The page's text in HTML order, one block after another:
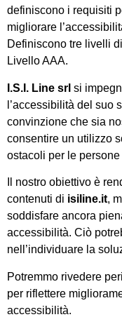
definiscono i requisiti
migliorare
Definiscono tre livelli
Livello AAA.
I.S.I. Line srl si
l’accessibilità del suo
convinzione che sia
consentire un utilizzo
ostacoli per le
Il nostro obiettivo è
contenuti di isiline.it,
soddisfare ancora
accessibilità. Ciò
nell’individuare la
Potremmo rivedere
per riflettere
accessibilità.